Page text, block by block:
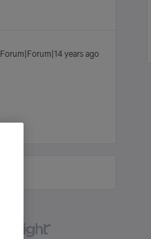
Forum|Forum|14 years ago